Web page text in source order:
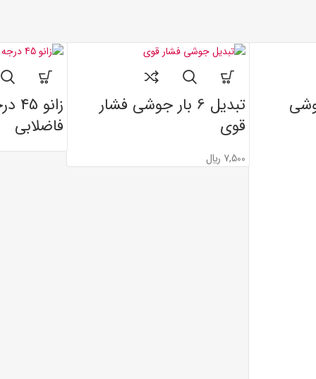
تبدیل 6 بار جوشی فشار
قوی
7,500 ﷼
فاضلابی